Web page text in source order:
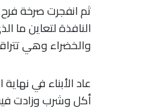
ثم انفجرت صرخة
النافذة لتعاين ما
والخضراء وهي
عاد الأبناء في
أكل وشرب وزادت